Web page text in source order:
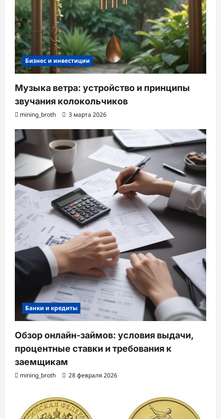
Бизнес и инвестиции
Музыка ветра: устройство и принципы
звучания колокольчиков
mining_broth 3 марта 2026
Банки и кредиты
Обзор онлайн-займов: условия выдачи,
процентные ставки и требования к
заемщикам
mining_broth 28 февраля 2026